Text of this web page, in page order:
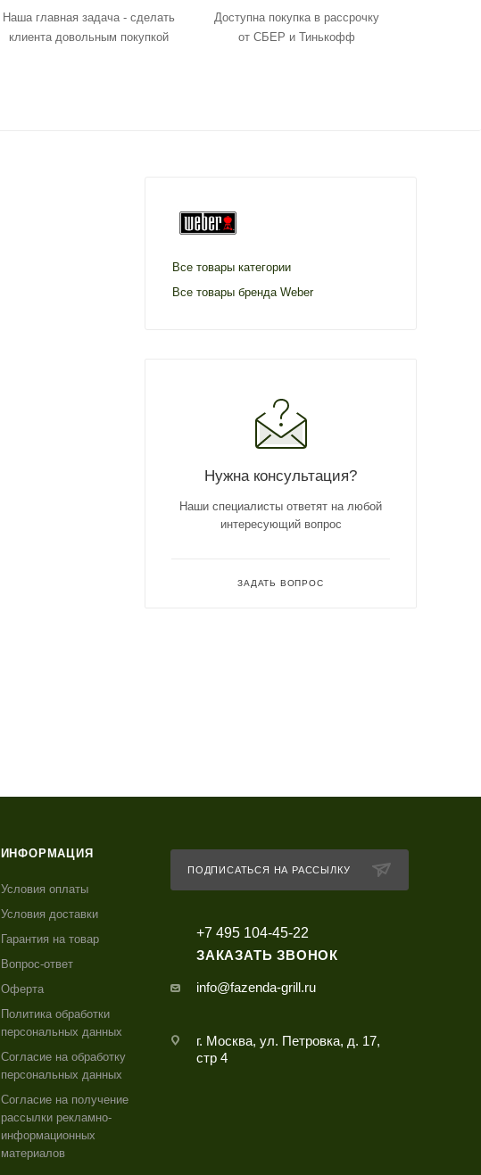
Наша главная задача - сделать
клиента довольным покупкой
Доступна покупка в рассрочку
от СБЕР и Тинькофф
Все товары категории
Все товары бренда Weber
Нужна консультация?
Наши специалисты ответят на любой
интересующий вопрос
ЗАДАТЬ ВОПРОС
ИНФОРМАЦИЯ
Условия оплаты
Условия доставки
Гарантия на товар
Вопрос-ответ
Оферта
Политика обработки
персональных данных
Согласие на обработку
персональных данных
Согласие на получение
рассылки рекламно-
информационных
материалов
ПОДПИСАТЬСЯ НА РАССЫЛКУ
+7 495 104-45-22
ЗАКАЗАТЬ ЗВОНОК
info@fazenda-grill.ru
г. Москва, ул. Петровка, д. 17,
стр 4